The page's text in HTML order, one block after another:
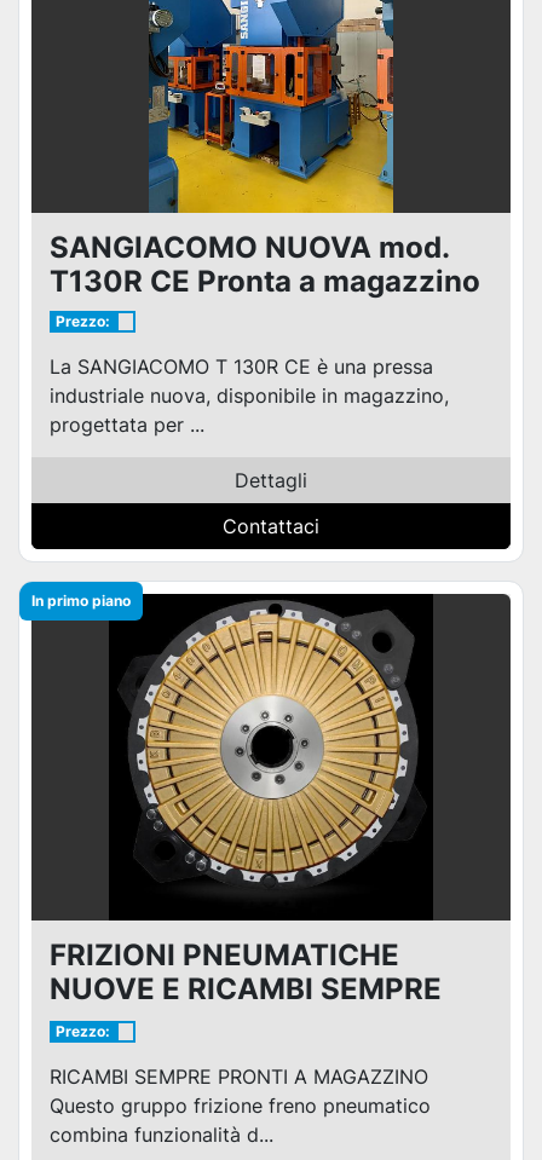
SANGIACOMO NUOVA mod.
T130R CE Pronta a magazzino
Prezzo:
La SANGIACOMO T 130R CE è una pressa
industriale nuova, disponibile in magazzino,
progettata per ...
Dettagli
Contattaci
In primo piano
FRIZIONI PNEUMATICHE
NUOVE E RICAMBI SEMPRE
PRONTI A MAGAZZINO
Prezzo:
RICAMBI SEMPRE PRONTI A MAGAZZINO
Questo gruppo frizione freno pneumatico
combina funzionalità d...